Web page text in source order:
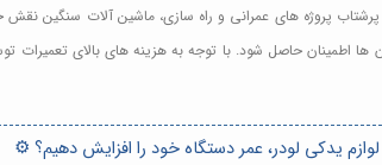
پروژه های عمرانی و راه سازی، ماشین آلات سنگین نقش
ها اطمینان حاصل شود. با توجه به هزینه های بالای
یدکی لودر، عمر دستگاه خود را افزایش دهیم؟ ⚙️